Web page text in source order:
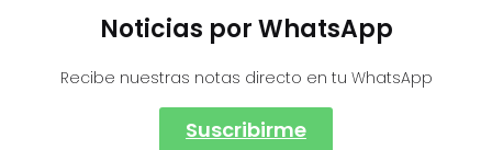
Noticias por WhatsApp
Recibe nuestras notas directo en tu WhatsApp
Suscribirme